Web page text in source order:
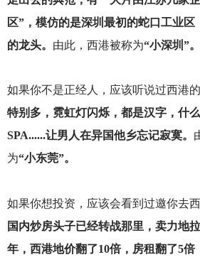
区”，模仿的是深圳最初的蛇口工业
的龙头。 由此，西港被称为“小深圳”。
如果你不是正经人，应该听说过西港
特别多，霓虹灯闪烁，都是汉字，什
SPA......让男人在异国他乡忘记寂寞。
为“小东莞”。
如果你想投资，应该会看到过邀你去
国内炒房头子已经转战那里，卖力地
年，西港地价翻了10倍，房租翻了5倍